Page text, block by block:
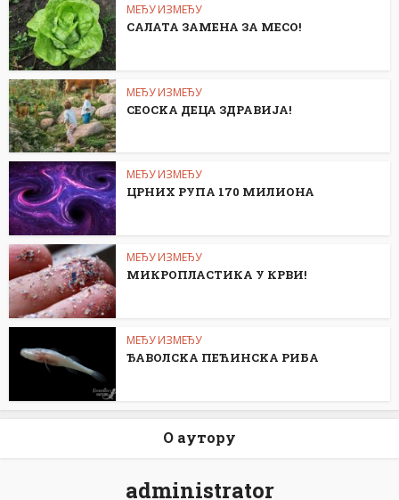
МЕЂУ ИЗМЕЂУ
САЛАТА ЗАМЕНА ЗА МЕСО!
МЕЂУ ИЗМЕЂУ
СЕОСKА ДЕЦА ЗДРАВИЈА!
МЕЂУ ИЗМЕЂУ
ЦРНИХ РУПА 170 МИЛИОНА
МЕЂУ ИЗМЕЂУ
МИКРОПЛАСТИКА У КРВИ!
МЕЂУ ИЗМЕЂУ
ЂАВОЛСKА ПЕЋИНСKА РИБА
О аутору
administrator